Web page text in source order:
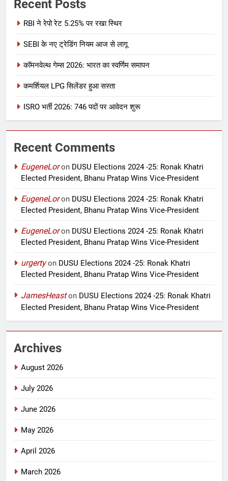
Recent Posts
RBI ने रेपो रेट 5.25% पर रखा स्थिर
SEBI के नए ट्रेडिंग नियम आज से लागू
कॉमनवेल्थ गेम्स 2026: भारत का स्वर्णिम समापन
कमर्शियल LPG सिलेंडर हुआ सस्ता
ISRO भर्ती 2026: 746 पदों पर आवेदन शुरू
Recent Comments
EugeneLoron DUSU Elections 2024 -25: Ronak Khatri
Elected President, Bhanu Pratap Wins Vice-President
EugeneLoron DUSU Elections 2024 -25: Ronak Khatri
Elected President, Bhanu Pratap Wins Vice-President
EugeneLoron DUSU Elections 2024 -25: Ronak Khatri
Elected President, Bhanu Pratap Wins Vice-President
urgertyon DUSU Elections 2024 -25: Ronak Khatri
Elected President, Bhanu Pratap Wins Vice-President
JamesHeaston DUSU Elections 2024 -25: Ronak Khatri
Elected President, Bhanu Pratap Wins Vice-President
Archives
August 2026
July 2026
June 2026
May 2026
April 2026
March 2026